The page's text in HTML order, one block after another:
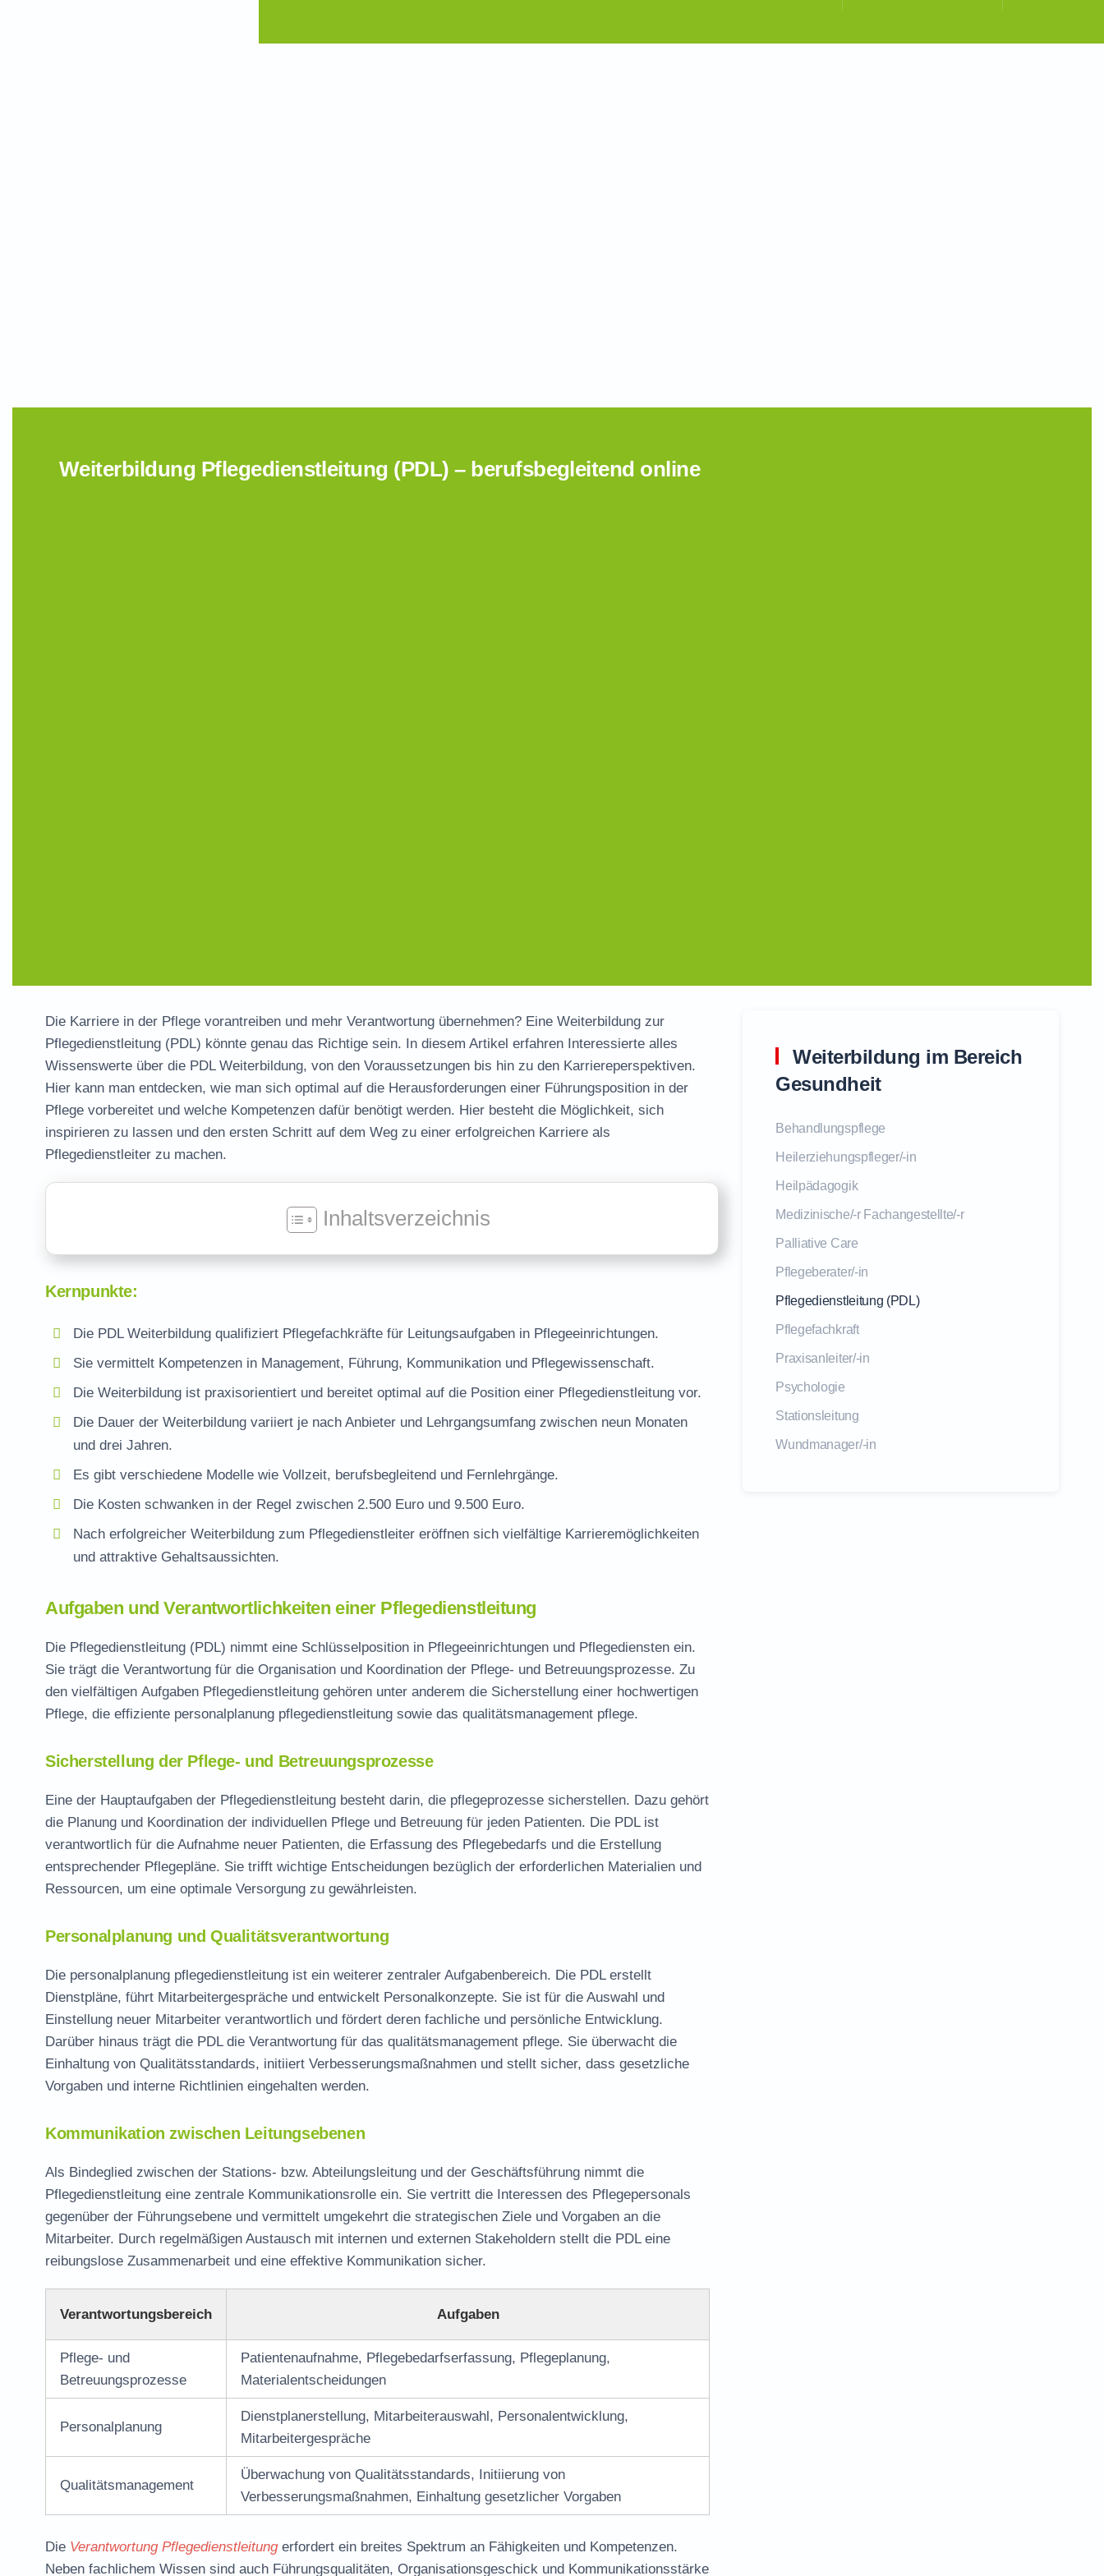
Weiterbildung Pflegedienstleitung (PDL) – berufsbegleitend online
Die Karriere in der Pflege vorantreiben und mehr Verantwortung übernehmen? Eine Weiterbildung zur
Pflegedienstleitung (PDL) könnte genau das Richtige sein. In diesem Artikel erfahren Interessierte alles
Wissenswerte über die PDL Weiterbildung, von den Voraussetzungen bis hin zu den Karriereperspektiven.
Hier kann man entdecken, wie man sich optimal auf die Herausforderungen einer Führungsposition in der
Pflege vorbereitet und welche Kompetenzen dafür benötigt werden. Hier besteht die Möglichkeit, sich
inspirieren zu lassen und den ersten Schritt auf dem Weg zu einer erfolgreichen Karriere als
Pflegedienstleiter zu machen.
Inhaltsverzeichnis
Kernpunkte:
Die PDL Weiterbildung qualifiziert Pflegefachkräfte für Leitungsaufgaben in Pflegeeinrichtungen.
Sie vermittelt Kompetenzen in Management, Führung, Kommunikation und Pflegewissenschaft.
Die Weiterbildung ist praxisorientiert und bereitet optimal auf die Position einer Pflegedienstleitung vor.
Die Dauer der Weiterbildung variiert je nach Anbieter und Lehrgangsumfang zwischen neun Monaten
und drei Jahren.
Es gibt verschiedene Modelle wie Vollzeit, berufsbegleitend und Fernlehrgänge.
Die Kosten schwanken in der Regel zwischen 2.500 Euro und 9.500 Euro.
Nach erfolgreicher Weiterbildung zum Pflegedienstleiter eröffnen sich vielfältige Karrieremöglichkeiten
und attraktive Gehaltsaussichten.
Aufgaben und Verantwortlichkeiten einer Pflegedienstleitung
Die Pflegedienstleitung (PDL) nimmt eine Schlüsselposition in Pflegeeinrichtungen und Pflegediensten ein.
Sie trägt die Verantwortung für die Organisation und Koordination der Pflege- und Betreuungsprozesse. Zu
den vielfältigen Aufgaben Pflegedienstleitung gehören unter anderem die Sicherstellung einer hochwertigen
Pflege, die effiziente personalplanung pflegedienstleitung sowie das qualitätsmanagement pflege.
Sicherstellung der Pflege- und Betreuungsprozesse
Eine der Hauptaufgaben der Pflegedienstleitung besteht darin, die pflegeprozesse sicherstellen. Dazu gehört
die Planung und Koordination der individuellen Pflege und Betreuung für jeden Patienten. Die PDL ist
verantwortlich für die Aufnahme neuer Patienten, die Erfassung des Pflegebedarfs und die Erstellung
entsprechender Pflegepläne. Sie trifft wichtige Entscheidungen bezüglich der erforderlichen Materialien und
Ressourcen, um eine optimale Versorgung zu gewährleisten.
Personalplanung und Qualitätsverantwortung
Die personalplanung pflegedienstleitung ist ein weiterer zentraler Aufgabenbereich. Die PDL erstellt
Dienstpläne, führt Mitarbeitergespräche und entwickelt Personalkonzepte. Sie ist für die Auswahl und
Einstellung neuer Mitarbeiter verantwortlich und fördert deren fachliche und persönliche Entwicklung.
Darüber hinaus trägt die PDL die Verantwortung für das qualitätsmanagement pflege. Sie überwacht die
Einhaltung von Qualitätsstandards, initiiert Verbesserungsmaßnahmen und stellt sicher, dass gesetzliche
Vorgaben und interne Richtlinien eingehalten werden.
Kommunikation zwischen Leitungsebenen
Als Bindeglied zwischen der Stations- bzw. Abteilungsleitung und der Geschäftsführung nimmt die
Pflegedienstleitung eine zentrale Kommunikationsrolle ein. Sie vertritt die Interessen des Pflegepersonals
gegenüber der Führungsebene und vermittelt umgekehrt die strategischen Ziele und Vorgaben an die
Mitarbeiter. Durch regelmäßigen Austausch mit internen und externen Stakeholdern stellt die PDL eine
reibungslose Zusammenarbeit und eine effektive Kommunikation sicher.
Verantwortungsbereich Aufgaben
Pflege- und
Betreuungsprozesse
Patientenaufnahme, Pflegebedarfserfassung, Pflegeplanung,
Materialentscheidungen
Personalplanung
Dienstplanerstellung, Mitarbeiterauswahl, Personalentwicklung,
Mitarbeitergespräche
Qualitätsmanagement
Überwachung von Qualitätsstandards, Initiierung von
Verbesserungsmaßnahmen, Einhaltung gesetzlicher Vorgaben
Die Verantwortung Pflegedienstleitungerfordert ein breites Spektrum an Fähigkeiten und Kompetenzen.
Neben fachlichem Wissen sind auch Führungsqualitäten, Organisationsgeschick und Kommunikationsstärke
Weiterbildung im Bereich
Gesundheit
Behandlungspflege
Heilerziehungspfleger/-in
Heilpädagogik
Medizinische/-r Fachangestellte/-r
Palliative Care
Pflegeberater/-in
Pflegedienstleitung (PDL)
Pflegefachkraft
Praxisanleiter/-in
Psychologie
Stationsleitung
Wundmanager/-in